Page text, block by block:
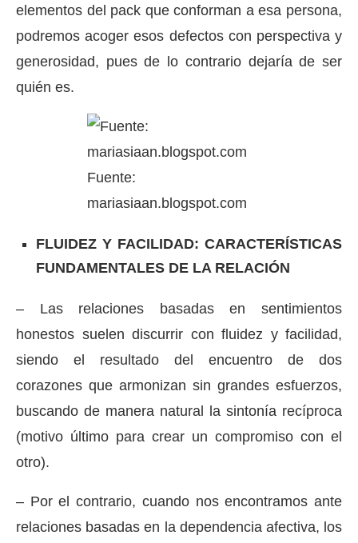
elementos del pack que conforman a esa persona,
podremos acoger esos defectos con perspectiva y
generosidad, pues de lo contrario dejaría de ser
quién es.
Fuente:
mariasiaan.blogspot.com
FLUIDEZ Y FACILIDAD: CARACTERÍSTICAS
FUNDAMENTALES DE LA RELACIÓN
– Las relaciones basadas en sentimientos
honestos suelen discurrir con fluidez y facilidad,
siendo el resultado del encuentro de dos
corazones que armonizan sin grandes esfuerzos,
buscando de manera natural la sintonía recíproca
(motivo último para crear un compromiso con el
otro).
– Por el contrario, cuando nos encontramos ante
relaciones basadas en la dependencia afectiva, los